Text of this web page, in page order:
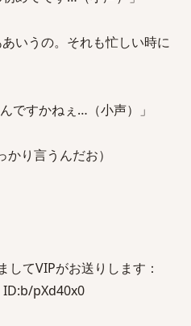
いうの。それも忙しい時に
ですかねぇ…（小声）」
り言うんだお）
てVIPがお送りします：
ID:b/pXd40x0